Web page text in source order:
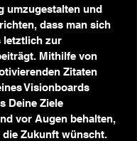
umzugestalten und
dass man sich
letztlich zur
Mithilfe von
Zitaten
Visionboards
Deine Ziele
vor Augen behalten,
Zukunft wünscht.